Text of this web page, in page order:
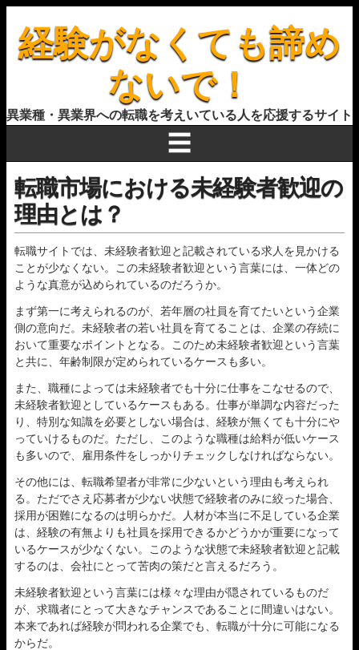
経験がなくても諦め
ないで！
異業種・異業界への転職を考えいている人を応援するサイト
☰
転職市場における未経験者歓迎の
理由とは？
転職サイトでは、未経験者歓迎と記載されている求人を見かける
ことが少なくない。この未経験者歓迎という言葉には、一体どの
ような真意が込められているのだろうか。
まず第一に考えられるのが、若年層の社員を育てたいという企業
側の意向だ。未経験者の若い社員を育てることは、企業の存続に
おいて重要なポイントとなる。このため未経験者歓迎という言葉
と共に、年齢制限が定められているケースも多い。
また、職種によっては未経験者でも十分に仕事をこなせるので、
未経験者歓迎としているケースもある。仕事が単調な内容だった
り、特別な知識を必要としない場合は、経験が無くても十分にや
っていけるものだ。ただし、このような職種は給料が低いケース
も多いので、雇用条件をしっかりチェックしなければならない。
その他には、転職希望者が非常に少ないという理由も考えられ
る。ただでさえ応募者が少ない状態で経験者のみに絞った場合、
採用が困難になるのは明らかだ。人材が本当に不足している企業
は、経験の有無よりも社員を採用できるかどうかが重要になって
いるケースが少なくない。このような状態で未経験者歓迎と記載
するのは、会社にとって苦肉の策だと言えるだろう。
未経験者歓迎という言葉には様々な理由が隠されているものだ
が、求職者にとって大きなチャンスであることに間違いはない。
本来であれば経験が問われる企業でも、転職が十分に可能になる
からだ。